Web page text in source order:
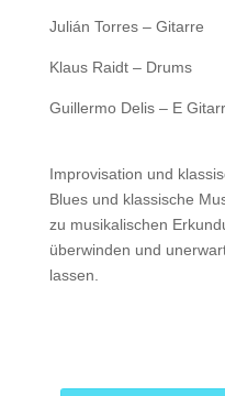
Julián Torres – Gitarre
Klaus Raidt – Drums
Guillermo Delis – E
Improvisation und
Blues und klassische
zu musikalischen
überwinden und
lassen.